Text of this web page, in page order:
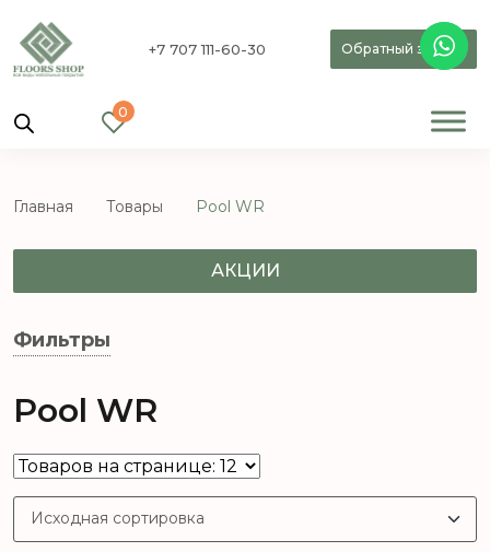
+7 707 111-60-30 Обратный звонок
0
Главная Товары Pool WR
АКЦИИ
Фильтры
Pool WR